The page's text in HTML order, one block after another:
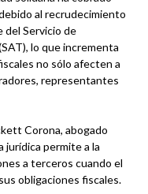
al recrudecimiento
del Servicio de
lo que incrementa
no sólo afecten a
representantes
Corona, abogado
jurídica permite a la
a terceros cuando el
obligaciones fiscales.